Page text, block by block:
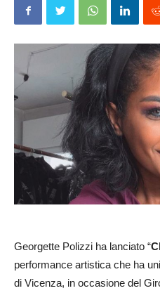
Georgette Polizzi ha lanciato “
performance artistica che ha
di Vicenza, in occasione del